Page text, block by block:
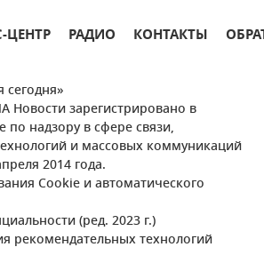
ЦЕНТР РАДИО КОНТАКТЫ
Новости зарегистрировано в
по надзору в сфере связи,
и массовых коммуникаций
2014 года.
Cookie и автоматического
(ред. 2023 г.)
рекомендательных технологий